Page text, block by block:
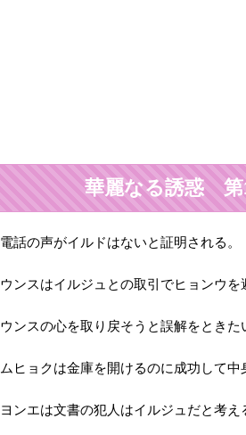
華麗なる誘惑
電話の声がイルドはないと証明される。
ウンスはイルジュとの取引でヒョンウを
ウンスの心を取り戻そうと誤解をときた
ムヒョクは金庫を開けるのに成功して中
ヨンエは文書の犯人はイルジュだと考え